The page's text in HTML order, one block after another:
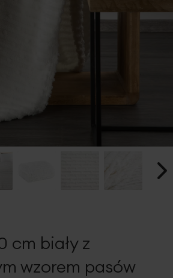
cm biały z
wzorem pasów